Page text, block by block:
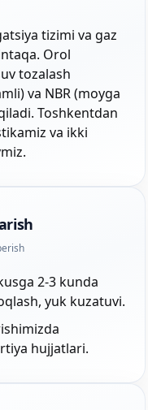
tizimi va gaz
Orol
tozalash
va NBR (moyga
Toshkentdan
va ikki
2-3 kunda
yuk kuzatuvi.
hujjatlari.